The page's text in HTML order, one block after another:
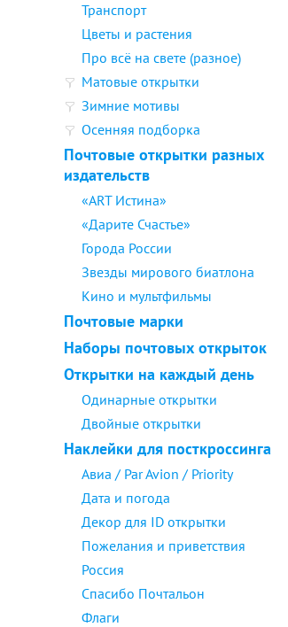
Транспорт
Цветы и растения
Про всё на свете (разное)
Матовые открытки
Зимние мотивы
Осенняя подборка
Почтовые открытки разных
издательств
«ART Истина»
«Дарите Счастье»
Города России
Звезды мирового биатлона
Кино и мультфильмы
Почтовые марки
Наборы почтовых открыток
Открытки на каждый день
Одинарные открытки
Двойные открытки
Наклейки для посткроссинга
Авиа / Par Avion / Priority
Дата и погода
Декор для ID открытки
Пожелания и приветствия
Россия
Спасибо Почтальон
Флаги